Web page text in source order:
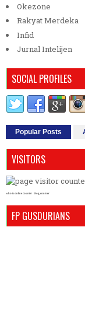
Okezone
Rakyat Merdeka
Infid
Jurnal Intelijen
SOCIAL PROFILES
Popular Posts
VISITORS
who is online counter blog counter
FP GUSDURIANS